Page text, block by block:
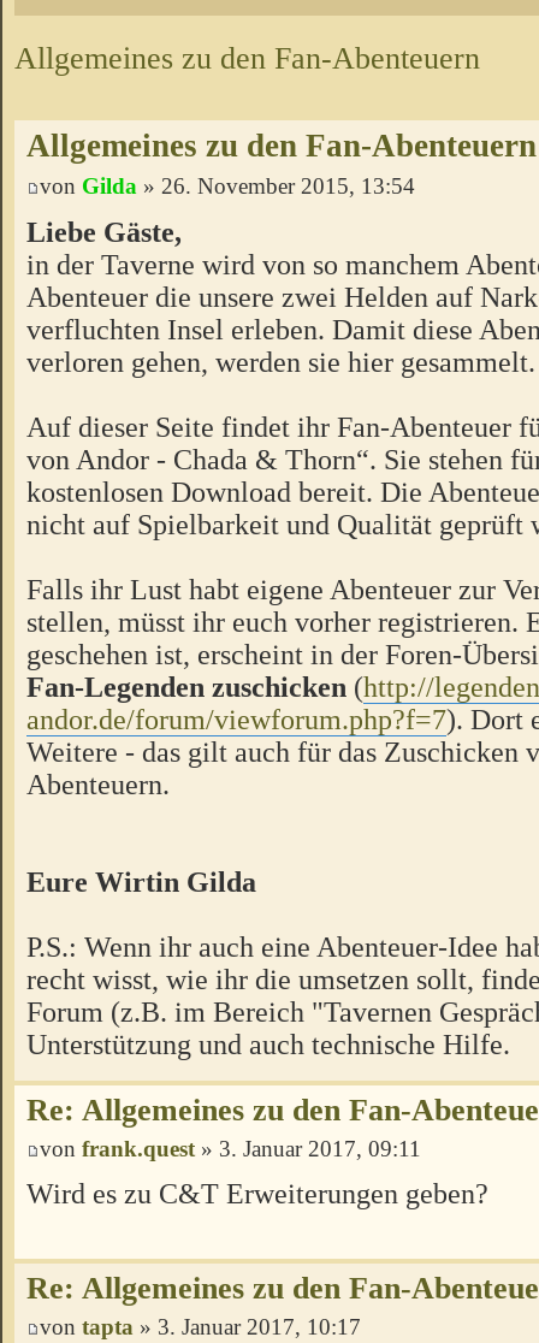
Allgemeines zu den Fan-Abenteuern
Allgemeines zu den Fan-Abenteuern
von Gilda » 26. November 2015, 13:54
Liebe Gäste,
in der Taverne wird von so manchem
Abenteuer die unsere zwei Helden auf
verfluchten Insel erleben. Damit diese
verloren gehen, werden sie hier gesammelt.
Auf dieser Seite findet ihr Fan-Abenteuer
von Andor - Chada & Thorn“. Sie stehen
kostenlosen Download bereit. Die
nicht auf Spielbarkeit und Qualität geprüft
Falls ihr Lust habt eigene Abenteuer zur
stellen, müsst ihr euch vorher registrieren.
geschehen ist, erscheint in der Foren-
Fan-Legenden zuschicken (http://
andor.de/forum/viewforum.php?f=7). Dort
Weitere - das gilt auch für das Zuschicken
Abenteuern.
Eure Wirtin Gilda
P.S.: Wenn ihr auch eine Abenteuer-Idee
recht wisst, wie ihr die umsetzen sollt,
Forum (z.B. im Bereich "Tavernen
Unterstützung und auch technische Hilfe.
Re: Allgemeines zu den Fan-
von frank.quest » 3. Januar 2017, 09:11
Wird es zu C&T Erweiterungen geben?
Re: Allgemeines zu den Fan-
von tapta » 3. Januar 2017, 10:17